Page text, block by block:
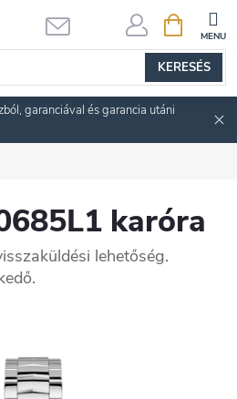
KERESÉS
KOSÁR
garanciával és garancia utáni
karóra
lehetőség.